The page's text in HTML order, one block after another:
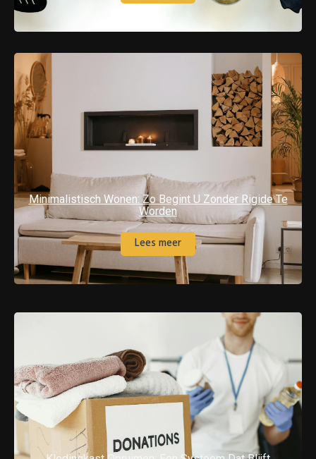
Minimalistisch Wonen: Zo Begint U Zonder Rigide Te
Worden
Lees meer
Kledingkast Opruimen: Een Systeem Dat Blijft